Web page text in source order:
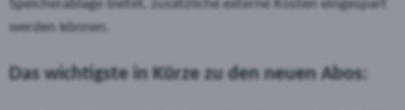
Speicherablage bietet, zusätzliche externe Kosten eingespart
werden können.
Das wichtigste in Kürze zu den neuen Abos: